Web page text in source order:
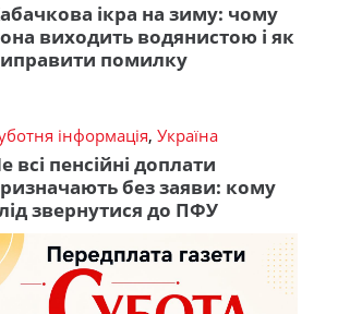
ікра на зиму: чому
виходить водянистою і як
помилку
інформація, Україна
всі пенсійні доплати
без заяви: кому
звернутися до ПФУ